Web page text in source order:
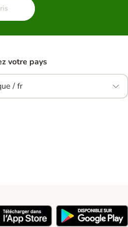
votre pays
/ fr